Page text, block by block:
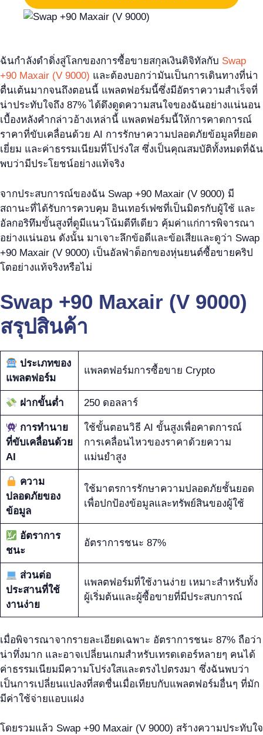
ฉันกำลังดำดิ่งสู่โลกของการซื้อขายสกุลเงินดิจิทัลกับ Swap
+90 Maxair (V 9000) และต้องบอกว่ามันเป็นการเดินทางที่น่า
ตื่นเต้นมากจนถึงตอนนี้ แพลตฟอร์มนี้ซึ่งมีอัตราความสำเร็จที่
น่าประทับใจถึง 87% ได้ดึงดูดความสนใจของฉันอย่างแน่นอน
เบื้องหลังคำกล่าวอ้างเหล่านี้ แพลตฟอร์มนี้ให้การคาดการณ์
ราคาที่ขับเคลื่อนด้วย AI การรักษาความปลอดภัยข้อมูลที่ยอด
เยี่ยม และค่าธรรมเนียมที่โปร่งใส ซึ่งเป็นคุณสมบัติทั้งหมดที่ฉัน
พบว่ามีประโยชน์อย่างแท้จริง
จากประสบการณ์ของฉัน Swap +90 Maxair (V 9000) มี
สถานะที่ได้รับการควบคุม อินเทอร์เฟซที่เป็นมิตรกับผู้ใช้ และ
อัลกอริทึมขั้นสูงที่ดูมีแนวโน้มดีทีเดียว คุ้มค่าแก่การพิจารณา
อย่างแน่นอน ดังนั้น มาเจาะลึกข้อดีและข้อเสียและดูว่า Swap
+90 Maxair (V 9000) เป็นอัลฟ่าด็อกของหุ่นยนต์ซื้อขายคริป
โตอย่างแท้จริงหรือไม่
Swap +90 Maxair (V 9000)
สรุปสินค้า
ประเภทของ
แพลตฟอร์ม
แพลตฟอร์มการซื้อขาย Crypto
ฝากขั้นต่ำ 250 ดอลลาร์
การทำนาย
ที่ขับเคลื่อนด้วย
AI
ใช้ขั้นตอนวิธี AI ขั้นสูงเพื่อคาดการณ์
การเคลื่อนไหวของราคาด้วยความ
แม่นยำสูง
ความ
ปลอดภัยของ
ข้อมูล
ใช้มาตรการรักษาความปลอดภัยชั้นยอด
เพื่อปกป้องข้อมูลและทรัพย์สินของผู้ใช้
อัตราการ
ชนะ
อัตราการชนะ 87%
ส่วนต่อ
ประสานที่ใช้
งานง่าย
แพลตฟอร์มที่ใช้งานง่าย เหมาะสำหรับทั้ง
ผู้เริ่มต้นและผู้ซื้อขายที่มีประสบการณ์
เมื่อพิจารณาจากรายละเอียดเฉพาะ อัตราการชนะ 87% ถือว่า
น่าทึ่งมาก และอาจเปลี่ยนเกมสำหรับเทรดเดอร์หลายๆ คนได้
ค่าธรรมเนียมมีความโปร่งใสและตรงไปตรงมา ซึ่งฉันพบว่า
เป็นการเปลี่ยนแปลงที่สดชื่นเมื่อเทียบกับแพลตฟอร์มอื่นๆ ที่มัก
มีค่าใช้จ่ายแอบแฝง
โดยรวมแล้ว Swap +90 Maxair (V 9000) สร้างความประทับใจ